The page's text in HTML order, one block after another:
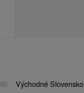
Východné Slovensko